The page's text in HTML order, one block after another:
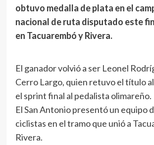
obtuvo medalla de plata en el
nacional de ruta disputado este
en Tacuarembó y Rivera.
El ganador volvió a ser Leonel
Cerro Largo, quien retuvo el título
el sprint final al pedalista olimareño.
El San Antonio presentó un equipo
ciclistas en el tramo que unió a
Rivera.